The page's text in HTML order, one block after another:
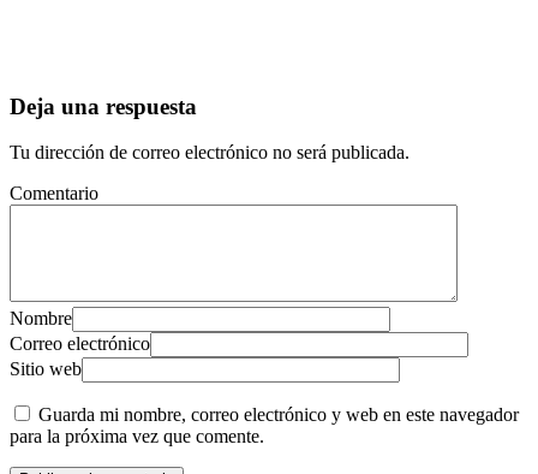
Deja una respuesta
Tu dirección de correo electrónico no será publicada.
Comentario
Nombre
Correo electrónico
Sitio web
Guarda mi nombre, correo electrónico y web en este navegador
para la próxima vez que comente.